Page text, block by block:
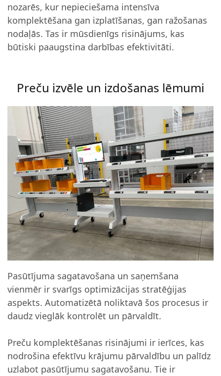
nozarēs, kur nepieciešama intensīva
komplektēšana gan izplatīšanas, gan ražošanas
nodaļās. Tas ir mūsdienīgs risinājums, kas
būtiski paaugstina darbības efektivitāti.
Preču izvēle un izdošanas lēmumi
Pasūtījuma sagatavošana un saņemšana
vienmēr ir svarīgs optimizācijas stratēģijas
aspekts. Automatizētā noliktavā šos procesus ir
daudz vieglāk kontrolēt un pārvaldīt.
Preču komplektēšanas risinājumi ir ierīces, kas
nodrošina efektīvu krājumu pārvaldību un palīdz
uzlabot pasūtījumu sagatavošanu. Tie ir